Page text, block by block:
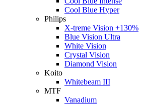
Cool Blue Hyper
Philips
X-treme Vision +130%
Blue Vision Ultra
White Vision
Crystal Vision
Diamond Vision
Koito
Whitebeam III
MTF
Vanadium